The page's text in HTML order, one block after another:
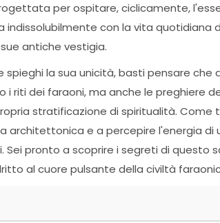
per ospitare, ciclicamente,
indissolubilmente con la vita quotidiana
antiche vestigia.
spieghi la sua unicità, basti pensare che
i riti dei faraoni, ma anche le preghiere
stratificazione di spiritualità. Come
architettonica e a percepire l'energia di
pronto a scoprire i segreti di questo
al cuore pulsante della civiltà